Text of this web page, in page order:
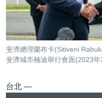
檢
國際
經貿
視頻
每日視頻新聞
美國專訊
音頻
新聞音頻
國語
斐濟總理蘭布卡(Sitiveni
斐濟城市楠迪舉行會面(2023
台北 —